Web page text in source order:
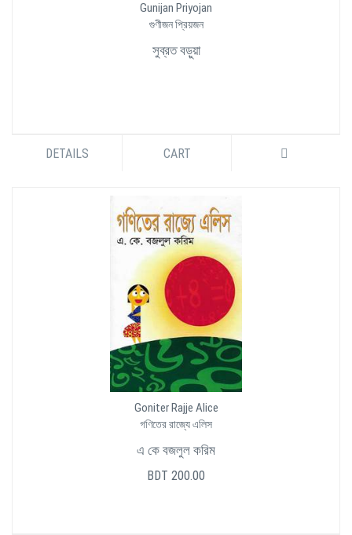
Gunijan Priyojan
গুণীজন প্রিয়জন
সুব্রত বড়ুয়া
DETAILS CART
Goniter Rajje Alice
গণিতের রাজ্যে এলিস
এ কে বজলুল করিম
BDT 200.00